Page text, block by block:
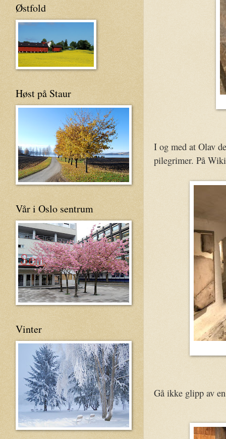
I og med at Olav
pilegrimer. På
Gå ikke glipp av
Østfold
Høst på Staur
Vår i Oslo sentrum
Vinter